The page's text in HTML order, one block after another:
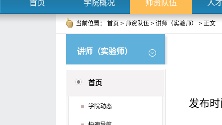
首页 学院概况 师资队伍 人
当前位置： 首页 > 师资队伍 > 讲师（实验师） > 正文
讲师（实验师）
首页
学院动态 发布